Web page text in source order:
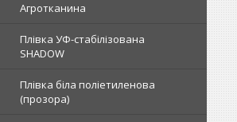
Агротканина
Плівка УФ-стабілізована
SHADOW
Плівка біла поліетиленова
(прозора)